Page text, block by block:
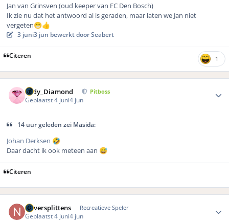
Jan van Grinsven (oud keeper van FC Den Bosch)
Ik zie nu dat het antwoord al is geraden, maar laten we Jan niet
vergeten😁👍
3 juni3 jun bewerkt door Seabert
Citeren 1
Lady_Diamond Pitboss
Geplaatst4 juni4 jun
14 uur geleden zei Masida:
Johan Derksen 🤣
Daar dacht ik ook meteen aan 😅
Citeren
Neversplittens Recreatieve Speler
Geplaatst4 juni4 jun